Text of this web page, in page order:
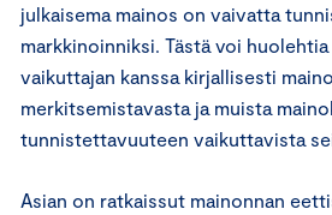
julkaisema mainos on vaivatta
markkinoinniksi. Tästä voi
vaikuttajan kanssa kirjallisesti
merkitsemistavasta ja muista
tunnistettavuuteen vaikuttavista
Asian on ratkaissut mainonnan